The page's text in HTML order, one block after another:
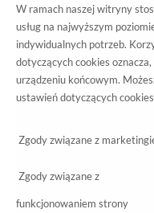
W ramach naszej witryny
usług na najwyższym
indywidualnych potrzeb.
dotyczących cookies
urządzeniu końcowym.
ustawień dotyczących
Zgody związane z
Zgody związane z
funkcjonowaniem strony